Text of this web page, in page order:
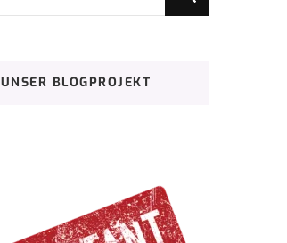
UNSER BLOGPROJEKT